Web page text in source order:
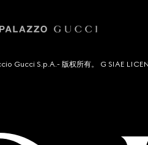
Gucci S.p.A.- 版权所有。 G SIAE